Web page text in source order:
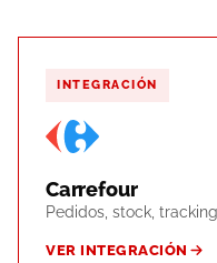
INTEGRACIÓN
Carrefour
Pedidos, stock,
VER INTEGRACIÓN